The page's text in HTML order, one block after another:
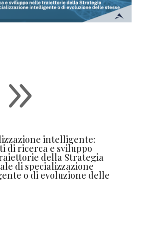
9
intelligente:
di ricerca e sviluppo
della Strategia
di specializzazione
o di evoluzione delle